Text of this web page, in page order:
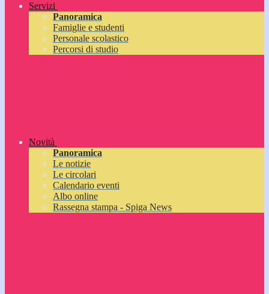
Servizi
Panoramica
Famiglie e studenti
Personale scolastico
Percorsi di studio
Novità
Panoramica
Le notizie
Le circolari
Calendario eventi
Albo online
Rassegna stampa - Spiga News